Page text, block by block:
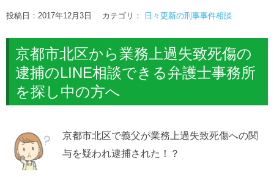
投稿日：2017年12月3日 カテゴリ： 日々更新の刑事事件相談
京都市北区から業務上過失致死傷の
逮捕のLINE相談できる弁護士事務所
を探し中の方へ
京都市北区で義父が業務上過失致死傷への関
与を疑われ逮捕された！？